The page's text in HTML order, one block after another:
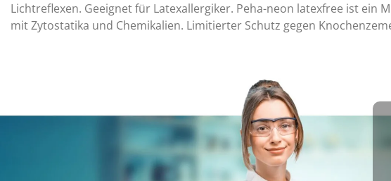
Lichtreflexen. Geeignet für Latexallergiker. Peha-neon latexfree ist ein
mit Zytostatika und Chemikalien. Limitierter Schutz gegen